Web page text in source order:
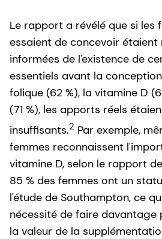
Le rapport a révélé que si les
essaient de concevoir
informées de l'existence de
essentiels avant la
folique (62 %), la vitamine D
(71 %), les apports réels
insuffisants.2 Par exemple,
femmes reconnaissent
vitamine D, selon le rapport
85 % des femmes ont un
l'étude de Southampton, ce
nécessité de faire davantage
la valeur de la